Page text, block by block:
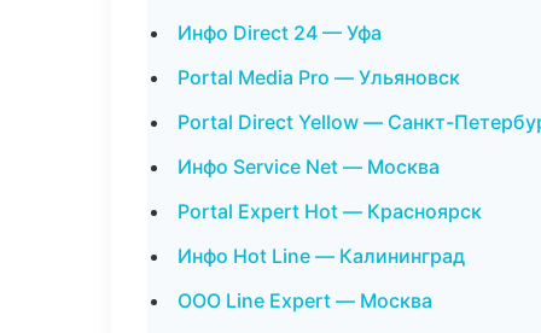
Инфо Direct 24 — Уфа
Portal Media Pro — Ульяновск
Portal Direct Yellow — Санкт-
Инфо Service Net — Москва
Portal Expert Hot — Красноярск
Инфо Hot Line — Калининград
ООО Line Expert — Москва